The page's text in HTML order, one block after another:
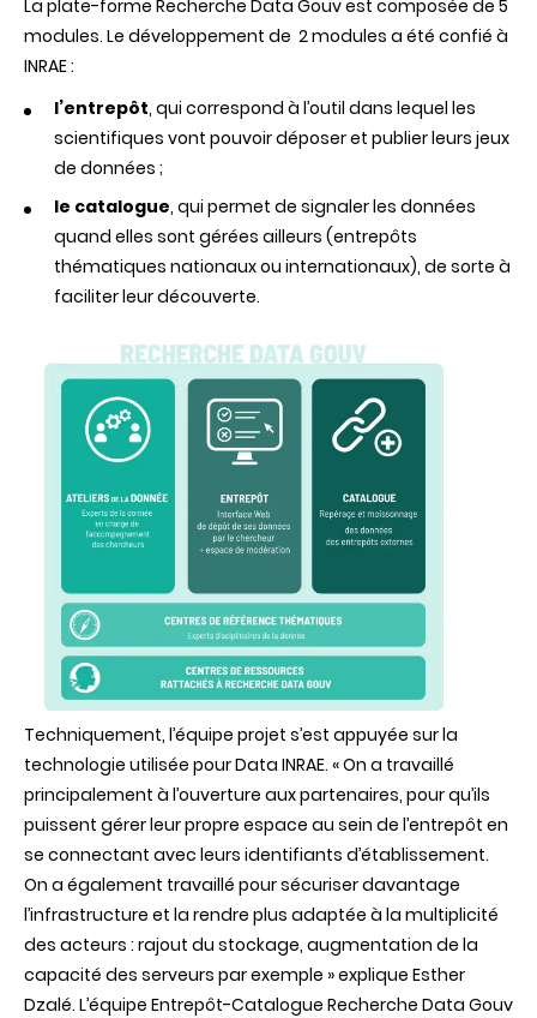
La plate-forme Recherche Data Gouv est composée de 5
modules. Le développement de 2 modules a été confié à
INRAE :
l’entrepôt, qui correspond à l’outil dans lequel les
scientifiques vont pouvoir déposer et publier leurs jeux
de données ;
le catalogue, qui permet de signaler les données
quand elles sont gérées ailleurs (entrepôts
thématiques nationaux ou internationaux), de sorte à
faciliter leur découverte.
Techniquement, l’équipe projet s’est appuyée sur la
technologie utilisée pour Data INRAE. « On a travaillé
principalement à l’ouverture aux partenaires, pour qu’ils
puissent gérer leur propre espace au sein de l’entrepôt en
se connectant avec leurs identifiants d’établissement.
On a également travaillé pour sécuriser davantage
l’infrastructure et la rendre plus adaptée à la multiplicité
des acteurs : rajout du stockage, augmentation de la
capacité des serveurs par exemple » explique Esther
Dzalé. L’équipe Entrepôt-Catalogue Recherche Data Gouv